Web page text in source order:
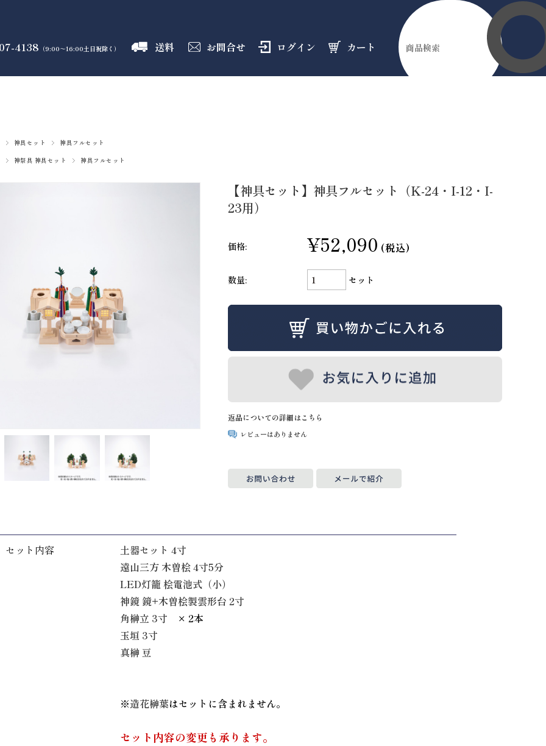
4138 （9:00～16:00土日祝除く） 送料 お問合せ ログイン カート
神具セット 神具フルセット
神祭具 神具セット 神具フルセット
【神具セット】神具フルセット（K-24・I-12・I-
23用）
価格: ¥52,090 (税込)
数量: セット
返品についての詳細はこちら
レビューはありません
セット内容
土器セット 4寸
遠山三方 木曽桧 4寸5分
LED灯籠 桧電池式（小）
神鏡 鏡+木曽桧製雲形台 2寸
角榊立 3寸 × 2本
玉垣 3寸
真榊 豆
※造花榊葉はセットに含まれません。
セット内容の変更も承ります。